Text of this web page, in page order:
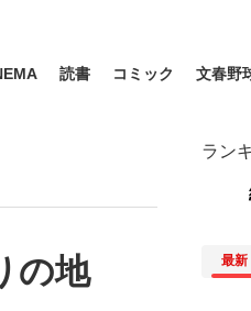
読書 コミック 文春野
田有紀
#松田聖子
の地
ラン
最新